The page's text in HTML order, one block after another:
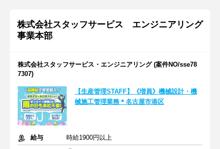
株式会社スタッフサービス エンジニアリング
事業本部
株式会社スタッフサービス・エンジニアリング (案件NO/sse78
7307)
【生産管理STAFF】《増員》機械設計・機
械施工管理業務＊名古屋市港区
給与
時給1900円以上